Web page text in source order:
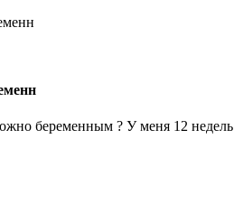
беременным ? У меня 12 недель